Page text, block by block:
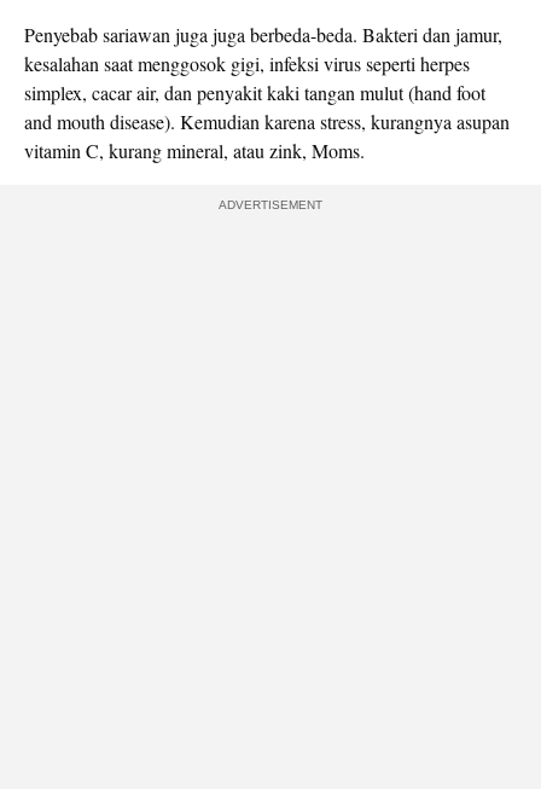
Penyebab sariawan juga juga berbeda-beda. Bakteri dan jamur,
kesalahan saat menggosok gigi, infeksi virus seperti herpes
simplex, cacar air, dan penyakit kaki tangan mulut (hand foot
and mouth disease). Kemudian karena stress, kurangnya asupan
vitamin C, kurang mineral, atau zink, Moms.
ADVERTISEMENT